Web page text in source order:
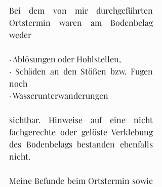
Bei dem von mir durchgeführten
Ortstermin waren am Bodenbelag
weder
· Ablösungen oder Hohlstellen,
· Schäden an den Stößen bzw. Fugen
noch
· Wasserunterwanderungen
sichtbar. Hinweise auf eine nicht
fachgerechte oder gelöste Verklebung
des Bodenbelags bestanden ebenfalls
nicht.
Meine Befunde beim Ortstermin sowie